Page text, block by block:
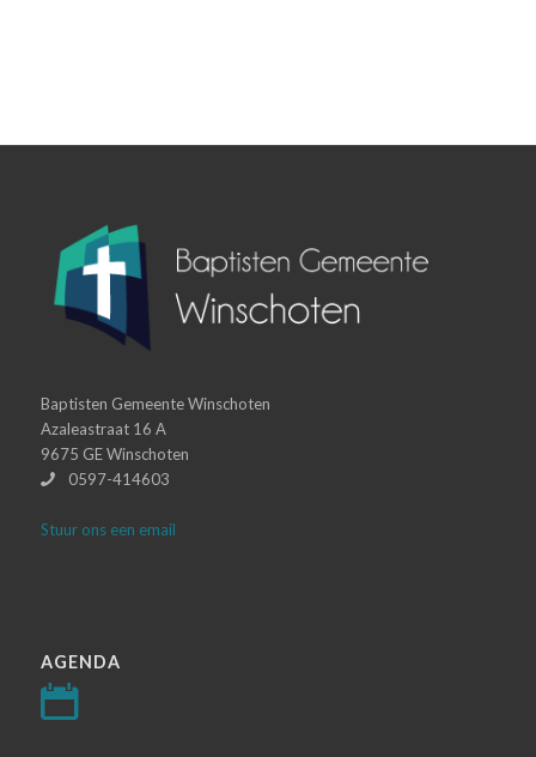
Baptisten Gemeente Winschoten
Azaleastraat 16 A
9675 GE Winschoten
0597-414603
Stuur ons een email
AGENDA